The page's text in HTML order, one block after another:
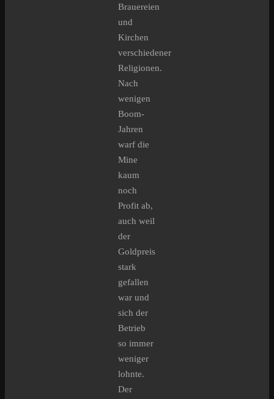
Brauereien
und
Kirchen
verschiedener
Religionen.
Nach
wenigen
Boom-
Jahren
warf die
Mine
kaum
noch
Profit ab,
auch weil
der
Goldpreis
stark
gefallen
war und
sich der
Betrieb
so immer
weniger
lohnte.
Der